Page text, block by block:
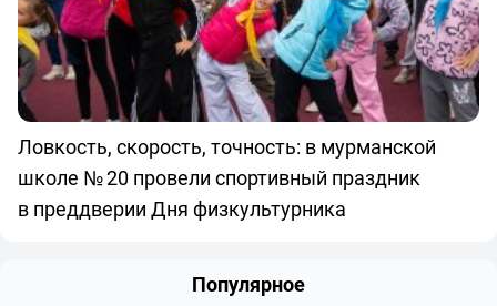
Ловкость, скорость, точность: в мурманской
школе № 20 провели спортивный праздник
в преддверии Дня физкультурника
Популярное